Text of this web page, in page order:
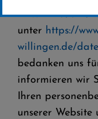
1.1Wir freuen
unter https://
willingen.de/
bedanken uns
informieren wir
Ihren
unserer Website